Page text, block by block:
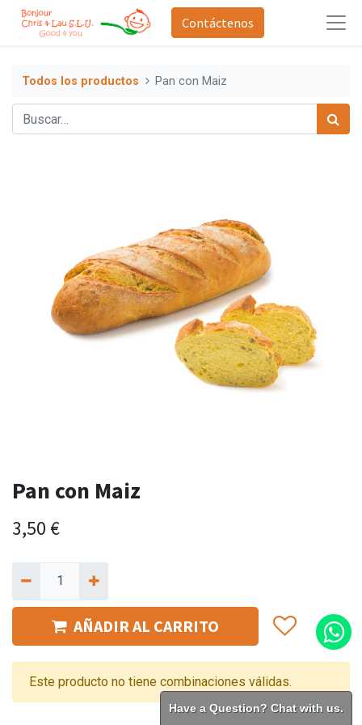
Contáctenos
Todos los productos Pan con Maiz
Pan con Maiz
3,50 €
AÑADIR AL CARRITO
Este producto no tiene combinaciones válidas.
Have a Question? Chat with us.